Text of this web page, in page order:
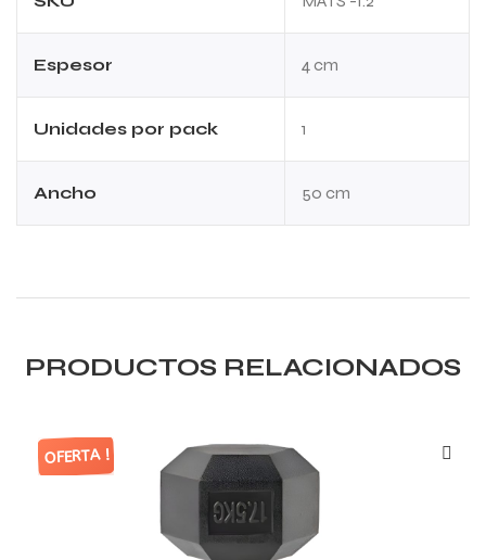
Espesor 4 cm
Unidades por pack 1
Ancho 50 cm
PRODUCTOS RELACIONADOS
OFERTA !